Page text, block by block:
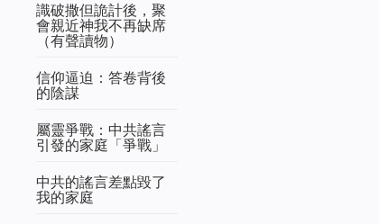
識破撒但詭計後，聚
會親近神我不再缺席
（有聲讀物）
信仰逼迫：答卷背後
的陰謀
屬靈爭戰：中共謠言
引發的家庭「爭戰」
中共的謠言差點毀了
我的家庭